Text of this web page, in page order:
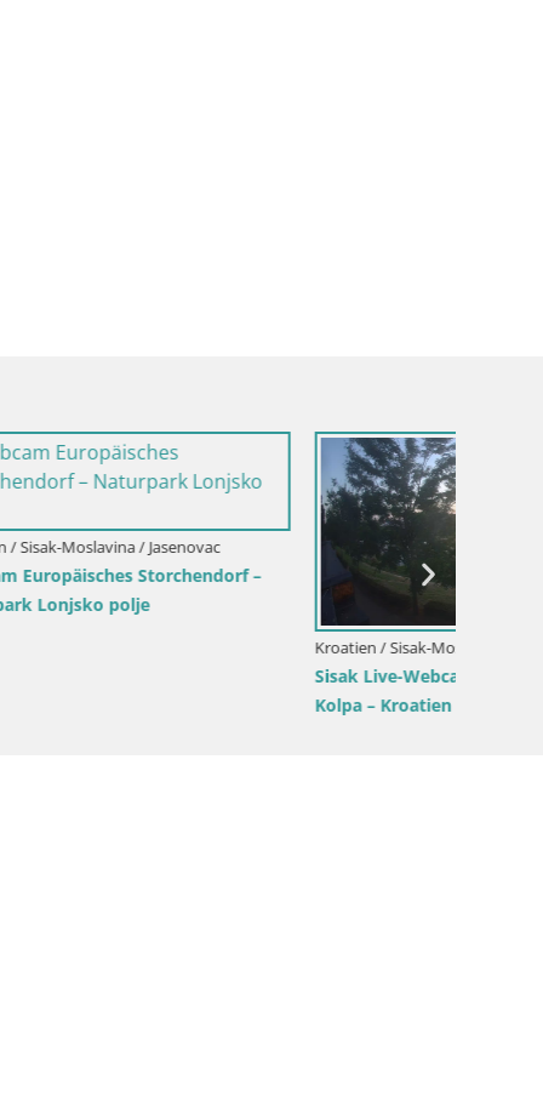
Kroatien / Sisak-Moslavina / Sisak
Live webcam Sisak – Kroatien